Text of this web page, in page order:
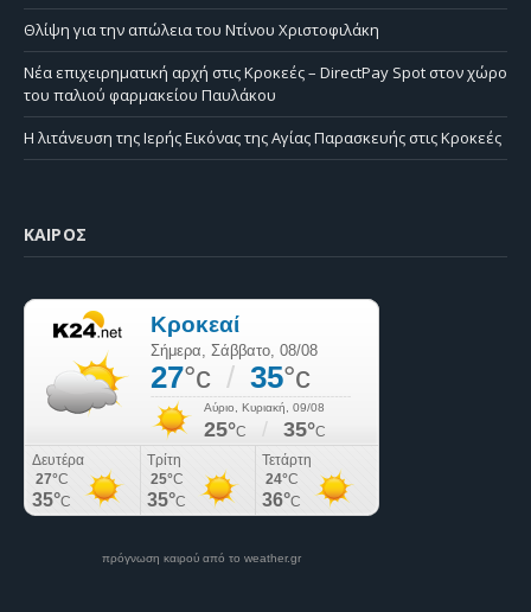
Θλίψη για την απώλεια του Ντίνου Χριστοφιλάκη
Νέα επιχειρηματική αρχή στις Κροκεές – DirectPay Spot στον χώρο
του παλιού φαρμακείου Παυλάκου
Η λιτάνευση της Ιερής Εικόνας της Αγίας Παρασκευής στις Κροκεές
ΚΑΙΡΌΣ
πρόγνωση καιρού από το weather.gr